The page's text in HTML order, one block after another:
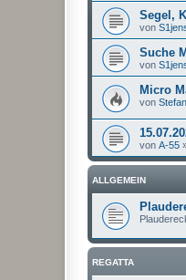
Segel,
von
Suche
von
Micro
von
von A-55
ALLGEMEIN
REGATTA